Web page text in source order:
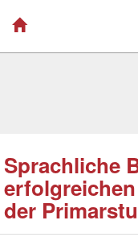
Sprachliche
der